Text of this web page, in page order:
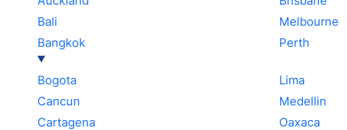
Bali
Bangkok
Melbourne
Perth
Bogota
Cancun
Cartagena
Lima
Medellin
Oaxaca